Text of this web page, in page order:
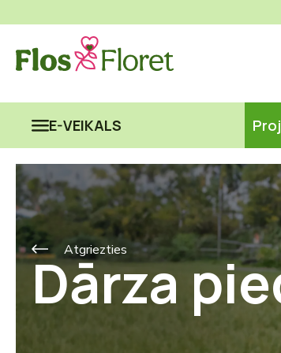
E-VEIKALS
Atgriezties
Dārza